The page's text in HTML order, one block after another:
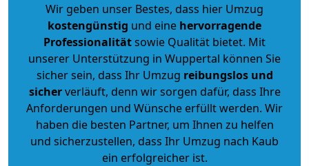
Wir geben unser Bestes, dass hier Umzug
kostengünstig und eine hervorragende
Professionalitätsowie Qualität bietet. Mit
unserer Unterstützung in Wuppertal können Sie
sicher sein, dass Ihr Umzug reibungslos und
sicherverläuft, denn wir sorgen dafür, dass Ihre
Anforderungen und Wünsche erfüllt werden. Wir
haben die besten Partner, um Ihnen zu helfen
und sicherzustellen, dass Ihr Umzug nach Kaub
ein erfolgreicher ist.